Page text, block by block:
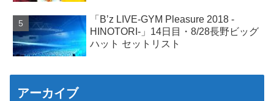
「B’z LIVE-GYM Pleasure 2018 -
HINOTORI-」14日目・8/28長野ビッグ
ハット セットリスト
アーカイブ